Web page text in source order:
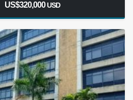
US$320,000USD